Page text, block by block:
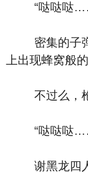
“哒哒哒
密集的子弹
上出现蜂窝般
不过么，枪
“哒哒哒
谢黑龙四人